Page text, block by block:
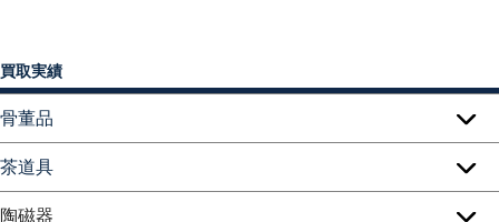
買取実績
骨董品
茶道具
陶磁器